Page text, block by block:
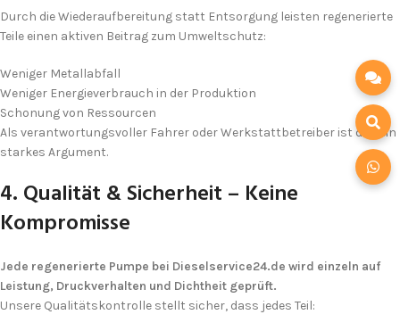
Durch die Wiederaufbereitung statt Entsorgung leisten regenerierte
Teile einen aktiven Beitrag zum Umweltschutz:
Weniger Metallabfall
Weniger Energieverbrauch in der Produktion
Schonung von Ressourcen
Als verantwortungsvoller Fahrer oder Werkstattbetreiber ist das ein
starkes Argument.
4. Qualität & Sicherheit – Keine
Kompromisse
Jede regenerierte Pumpe bei Dieselservice24.de wird einzeln auf
Leistung, Druckverhalten und Dichtheit geprüft.
Unsere Qualitätskontrolle stellt sicher, dass jedes Teil: